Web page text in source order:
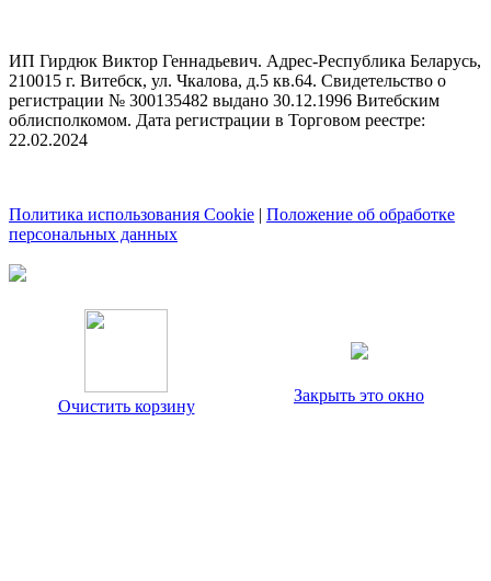
ИП Гирдюк Виктор Геннадьевич. Адрес-Республика Беларусь,
210015 г. Витебск, ул. Чкалова, д.5 кв.64. Свидетельство о
регистрации № 300135482 выдано 30.12.1996 Витебским
облисполкомом. Дата регистрации в Торговом реестре:
22.02.2024
Политика использования Cookie | Положение об обработке
персональных данных
Очистить корзину
Закрыть это окно